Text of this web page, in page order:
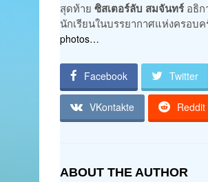
สุดท้าย ซิสเตอร์ลับ สมจันทร์อธิก
นักเรียนในบรรยากาศแห่งครอบ
photos…
Facebook Twitter
VKontakte Reddit
ABOUT THE AUTHOR